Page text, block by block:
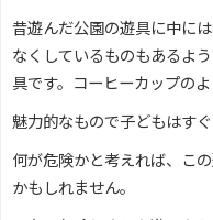
昔遊んだ公園の遊具に中に
なくしているものもあるよ
具です。コーヒーカップの
魅力的なもので子どもはす
何が危険かと考えれば、こ
かもしれません。